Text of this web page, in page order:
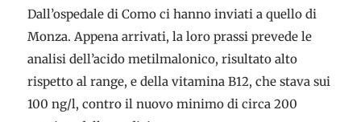
Dall’ospedale di Como ci hanno inviati a quello di
Monza. Appena arrivati, la loro prassi prevede le
analisi dell’acido metilmalonico, risultato alto
rispetto al range, e della vitamina B12, che stava sui
100 ng/l, contro il nuovo minimo di circa 200